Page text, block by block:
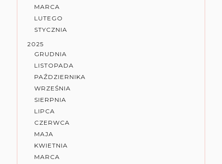
MARCA
LUTEGO
STYCZNIA
2025
GRUDNIA
LISTOPADA
PAŹDZIERNIKA
WRZEŚNIA
SIERPNIA
LIPCA
CZERWCA
MAJA
KWIETNIA
MARCA